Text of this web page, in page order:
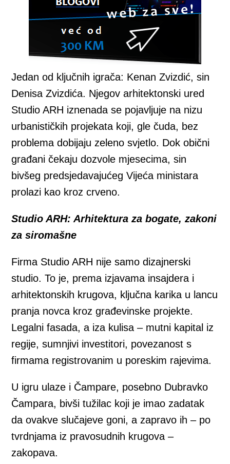
Jedan od ključnih igrača: Kenan Zvizdić, sin
Denisa Zvizdića. Njegov arhitektonski ured
Studio ARH iznenada se pojavljuje na nizu
urbanističkih projekata koji, gle čuda, bez
problema dobijaju zeleno svjetlo. Dok obični
građani čekaju dozvole mjesecima, sin
bivšeg predsjedavajućeg Vijeća ministara
prolazi kao kroz crveno.
Studio ARH: Arhitektura za bogate, zakoni
za siromašne
Firma Studio ARH nije samo dizajnerski
studio. To je, prema izjavama insajdera i
arhitektonskih krugova, ključna karika u lancu
pranja novca kroz građevinske projekte.
Legalni fasada, a iza kulisa – mutni kapital iz
regije, sumnjivi investitori, povezanost s
firmama registrovanim u poreskim rajevima.
U igru ulaze i Čampare, posebno Dubravko
Čampara, bivši tužilac koji je imao zadatak
da ovakve slučajeve goni, a zapravo ih – po
tvrdnjama iz pravosudnih krugova –
zakopava.